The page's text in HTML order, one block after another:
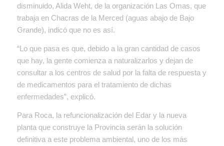
disminuido, Alida Weht, de la organización Las Omas, que
trabaja en Chacras de la Merced (aguas abajo de Bajo
Grande), indicó que no es así.
“Lo que pasa es que, debido a la gran cantidad de casos
que hay, la gente comienza a naturalizarlos y dejan de
consultar a los centros de salud por la falta de respuesta y
de medicamentos para el tratamiento de dichas
enfermedades”, explicó.
Para Roca, la refuncionalización del Edar y la nueva
planta que construye la Provincia serán la solución
definitiva a este problema ambiental, uno de los más